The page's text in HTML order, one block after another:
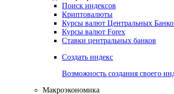
Получить доступ
Индикаторы рынка
Поиск индексов
Криптовалюты
Курсы валют Центральных Банков
Курсы валют Forex
Ставки центральных банков
Создать индекс